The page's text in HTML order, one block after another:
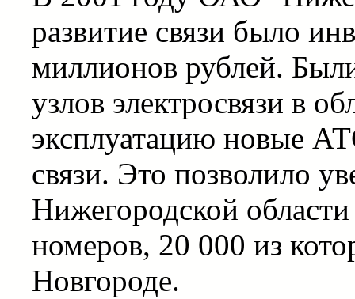
развитие связи было
миллионов рублей.
узлов электросвязи в
эксплуатацию новые
связи. Это позволило
Нижегородской
номеров, 20 000 из
Новгороде.